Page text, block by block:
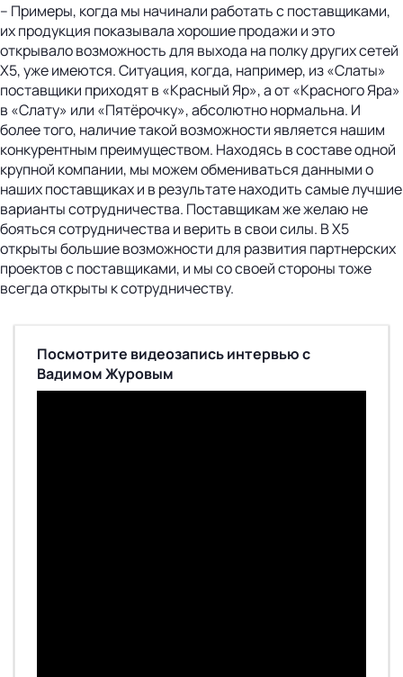
– Примеры, когда мы начинали работать с поставщиками,
их продукция показывала хорошие продажи и это
открывало возможность для выхода на полку других сетей
Х5, уже имеются. Ситуация, когда, например, из «Слаты»
поставщики приходят в «Красный Яр», а от «Красного Яра»
в «Слату» или «Пятёрочку», абсолютно нормальна. И
более того, наличие такой возможности является нашим
конкурентным преимуществом. Находясь в составе одной
крупной компании, мы можем обмениваться данными о
наших поставщиках и в результате находить самые лучшие
варианты сотрудничества. Поставщикам же желаю не
бояться сотрудничества и верить в свои силы. В Х5
открыты большие возможности для развития партнерских
проектов с поставщиками, и мы со своей стороны тоже
всегда открыты к сотрудничеству.
Посмотрите видеозапись интервью с
Вадимом Журовым